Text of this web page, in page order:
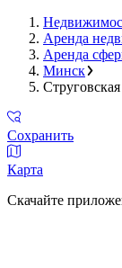
Аренда
Аренда
Минск
Струговская
Сохранить
Карта
Скачайте